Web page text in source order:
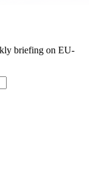
briefing on EU-